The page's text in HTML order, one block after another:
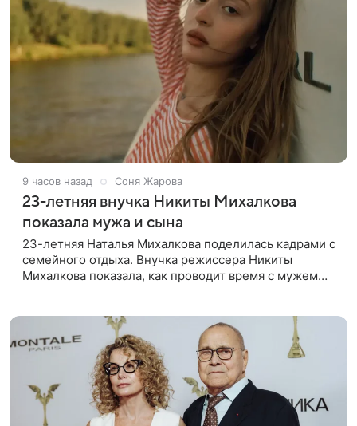
9 часов назад Соня Жарова
23-летняя внучка Никиты Михалкова
показала мужа и сына
23-летняя Наталья Михалкова поделилась кадрами с
семейного отдыха. Внучка режиссера Никиты
Михалкова показала, как проводит время с мужем